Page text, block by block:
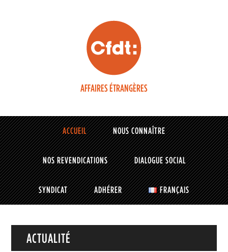
AFFAIRES ÉTRANGÈRES
ACCUEIL NOUS CONNAÎTRE
NOS REVENDICATIONS DIALOGUE SOCIAL
SYNDICAT ADHÉRER FRANÇAIS
ACTUALITÉ